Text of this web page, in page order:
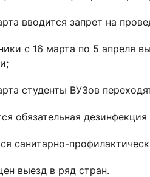
вводится запрет на
с 16 марта по 5 апреля
студенты ВУЗов
обязательная
санитарно-
выезд в ряд стран.